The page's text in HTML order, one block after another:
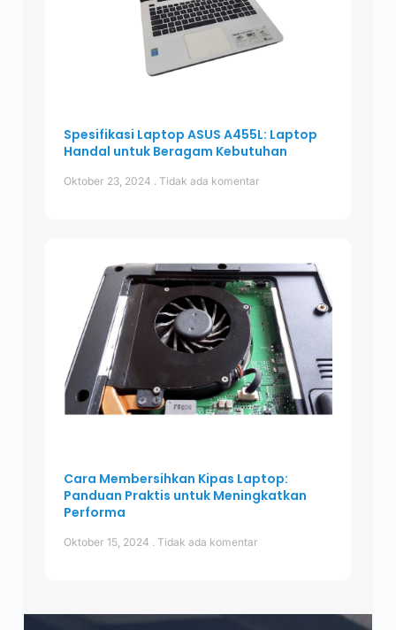
Spesifikasi Laptop ASUS A455L: Laptop
Handal untuk Beragam Kebutuhan
Oktober 23, 2024 Tidak ada komentar
Cara Membersihkan Kipas Laptop:
Panduan Praktis untuk Meningkatkan
Performa
Oktober 15, 2024 Tidak ada komentar